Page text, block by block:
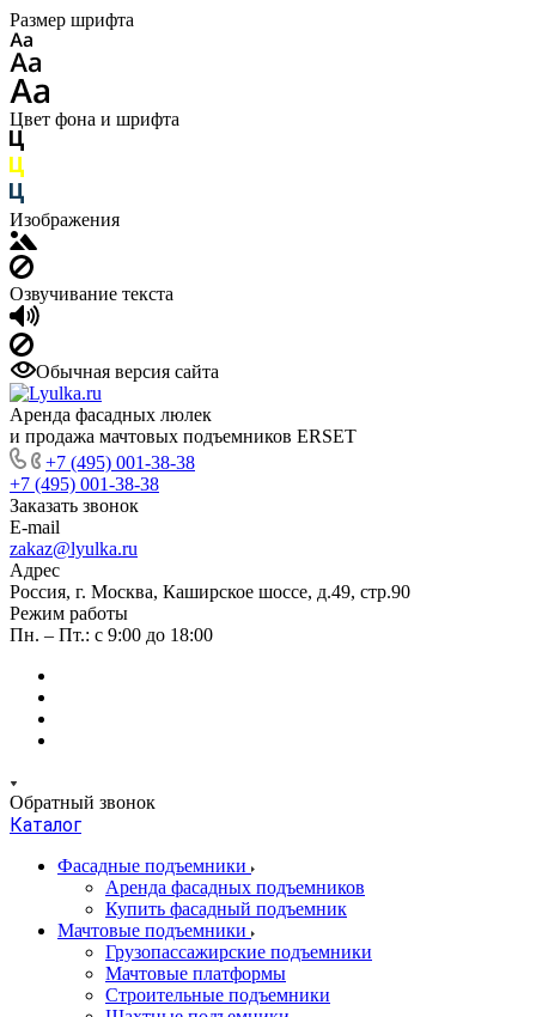
Размер шрифта
Цвет фона и шрифта
Изображения
Озвучивание текста
Обычная версия сайта
Аренда фасадных люлек
и продажа мачтовых подъемников ERSET
+7 (495) 001-38-38
+7 (495) 001-38-38
Заказать звонок
E-mail
zakaz@lyulka.ru
Адрес
Россия, г. Москва, Каширское шоссе, д.49, стр.90
Режим работы
Пн. – Пт.: с 9:00 до 18:00
Обратный звонок
Каталог
Фасадные подъемники
Аренда фасадных подъемников
Купить фасадный подъемник
Мачтовые подъемники
Грузопассажирские подъемники
Мачтовые платформы
Строительные подъемники